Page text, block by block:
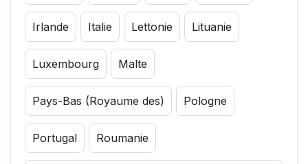
Irlande Italie Lettonie Lituanie
Luxembourg Malte
Pays-Bas (Royaume des) Pologne
Portugal Roumanie